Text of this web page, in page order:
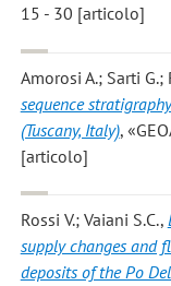
15 - 30 [articolo]
Amorosi A.; Sarti G.;
sequence
(Tuscany, Italy),
[articolo]
Rossi V.; Vaiani S.C.,
supply changes and
deposits of the Po